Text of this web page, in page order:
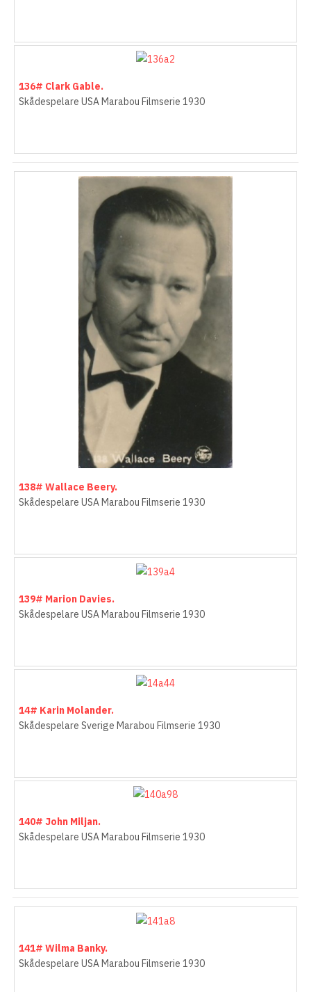
136# Clark Gable.
Skådespelare USA Marabou Filmserie 1930
138# Wallace Beery.
Skådespelare USA Marabou Filmserie 1930
139# Marion Davies.
Skådespelare USA Marabou Filmserie 1930
14# Karin Molander.
Skådespelare Sverige Marabou Filmserie 1930
140# John Miljan.
Skådespelare USA Marabou Filmserie 1930
141# Wilma Banky.
Skådespelare USA Marabou Filmserie 1930